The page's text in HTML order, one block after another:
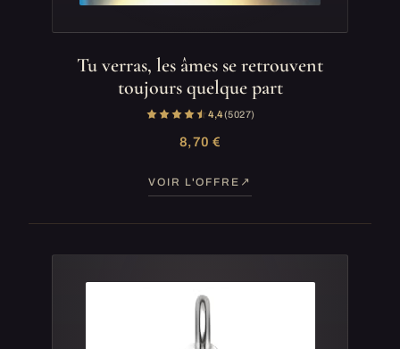
Tu verras, les âmes se retrouvent
toujours quelque part
4,4(5 027)
8,70 €
VOIR L'OFFRE